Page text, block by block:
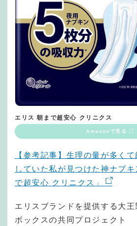
エリス 朝まで超安心 クリニクス
Amazonで見る
【参考記事】生理の量が多く
していた私が見つけた神ナプ
で超安心 クリニクス」
エリスブランドを提供する大
ボックスの共同プロジェクト